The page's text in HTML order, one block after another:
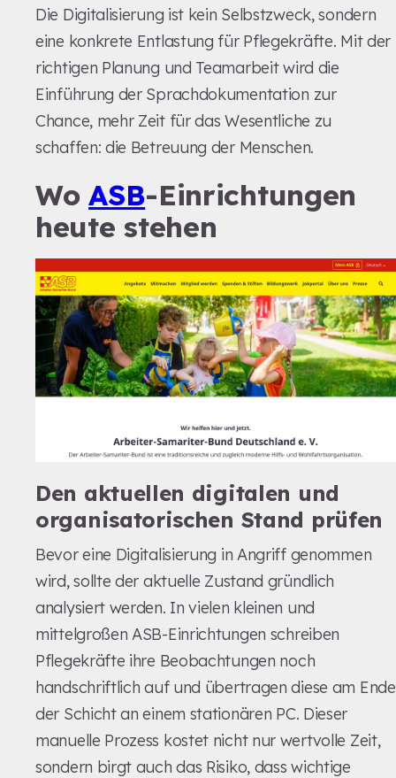
Die Digitalisierung ist kein Selbstzweck, sondern
eine konkrete Entlastung für Pflegekräfte. Mit der
richtigen Planung und Teamarbeit wird die
Einführung der Sprachdokumentation zur
Chance, mehr Zeit für das Wesentliche zu
schaffen: die Betreuung der Menschen.
WoASB-Einrichtungen
heute stehen
Den aktuellen digitalen und
organisatorischen Stand prüfen
Bevor eine Digitalisierung in Angriff genommen
wird, sollte der aktuelle Zustand gründlich
analysiert werden. In vielen kleinen und
mittelgroßen ASB-Einrichtungen schreiben
Pflegekräfte ihre Beobachtungen noch
handschriftlich auf und übertragen diese am Ende
der Schicht an einem stationären PC. Dieser
manuelle Prozess kostet nicht nur wertvolle Zeit,
sondern birgt auch das Risiko, dass wichtige